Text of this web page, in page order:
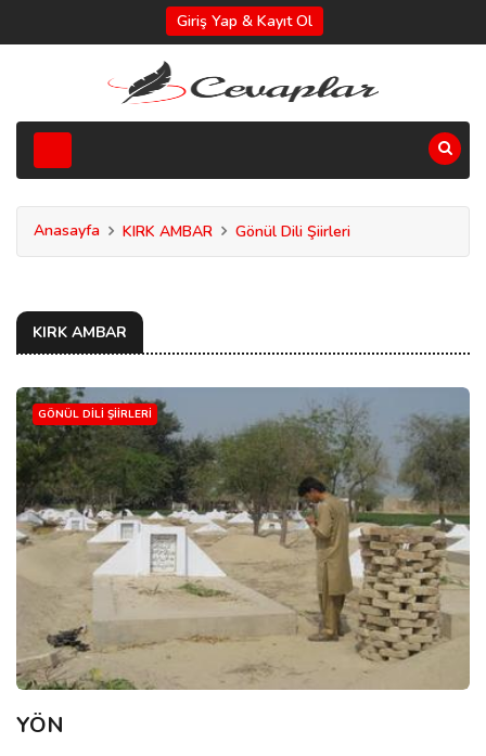
Giriş Yap & Kayıt Ol
Anasayfa KIRK AMBAR Gönül Dili Şiirleri
KIRK AMBAR
GÖNÜL DILI ŞIIRLERI
YÖN